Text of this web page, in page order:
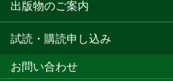
出版物のご案内
試読・購読申し込み
お問い合わせ